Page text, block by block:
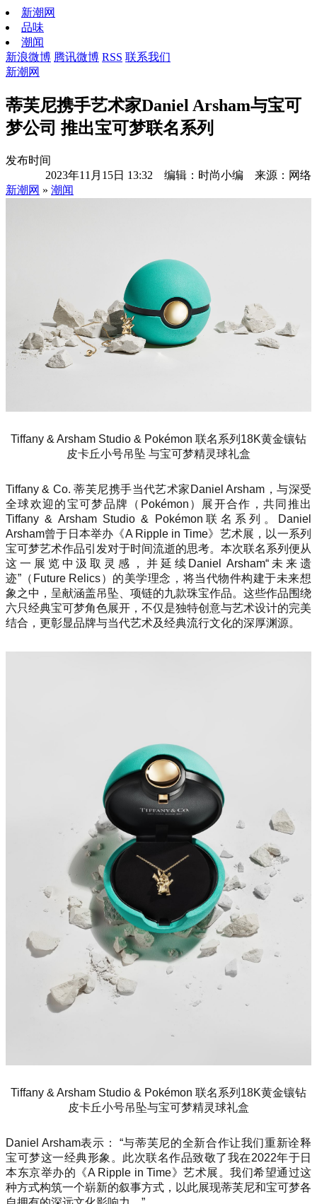
新潮网
品味
潮闻
新浪微博 腾讯微博 RSS 联系我们
新潮网
蒂芙尼携手艺术家Daniel Arsham与宝可
梦公司 推出宝可梦联名系列
发布时间
2023年11月15日 13:32 编辑：时尚小编 来源：网络
新潮网 » 潮闻
Tiffany & Arsham Studio & Pokémon 联名系列18K黄金镶钻
皮卡丘小号吊坠 与宝可梦精灵球礼盒
Tiffany & Co. 蒂芙尼携手当代艺术家Daniel Arsham，与深受
全球欢迎的宝可梦品牌（Pokémon）展开合作，共同推出
Tiffany & Arsham Studio & Pokémon联名系列。Daniel
Arsham曾于日本举办《A Ripple in Time》艺术展，以一系列
宝可梦艺术作品引发对于时间流逝的思考。本次联名系列便从
这一展览中汲取灵感，并延续Daniel Arsham“未来遗
迹”（Future Relics）的美学理念，将当代物件构建于未来想
象之中，呈献涵盖吊坠、项链的九款珠宝作品。这些作品围绕
六只经典宝可梦角色展开，不仅是独特创意与艺术设计的完美
结合，更彰显品牌与当代艺术及经典流行文化的深厚渊源。
Tiffany & Arsham Studio & Pokémon 联名系列18K黄金镶钻
皮卡丘小号吊坠与宝可梦精灵球礼盒
Daniel Arsham表示： “与蒂芙尼的全新合作让我们重新诠释
宝可梦这一经典形象。此次联名作品致敬了我在2022年于日
本东京举办的《A Ripple in Time》艺术展。我们希望通过这
种方式构筑一个崭新的叙事方式，以此展现蒂芙尼和宝可梦各